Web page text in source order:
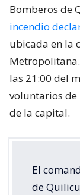
Bomberos de
incendio
ubicada en la
las 21:00 del
voluntarios de
de la capital.
El
de